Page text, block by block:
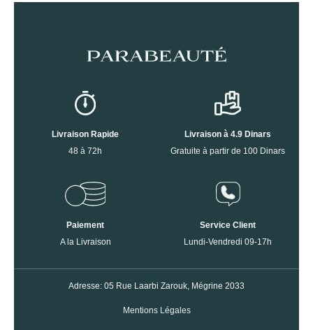
Livraison Rapide
48 à 72h
Livraison à 4.9 Dinars
Gratuite à partir de 100 Dinars
Paiement
A la Livraison
Service Client
Lundi-Vendredi 09-17h
Adresse: 05 Rue Laarbi Zarouk, Mégrine 2033
Mentions Légales